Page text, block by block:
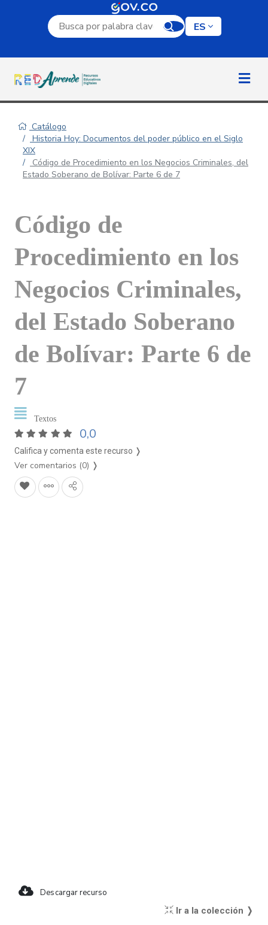
Campo de búsqueda por palabra clave
ES
Catálogo
Historia Hoy: Documentos del poder público en el Siglo
XIX
Código de Procedimiento en los Negocios Criminales, del
Estado Soberano de Bolívar: Parte 6 de 7
Código de
Procedimiento en los
Negocios Criminales,
del Estado Soberano
de Bolívar: Parte 6 de
7
Textos
0,0
Califica y comenta este recurso ❭
Ver comentarios (0) ❭
Descargar recurso
Ir a la colección ❭